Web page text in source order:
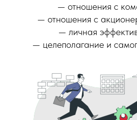
— отношения с
— отношения с
— личная
— целеполагание и